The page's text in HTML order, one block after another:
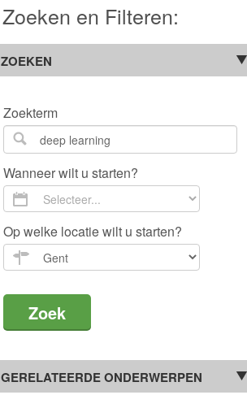
Zoeken en Filteren:
ZOEKEN
Zoekterm
Wanneer wilt u starten?
Op welke locatie wilt u starten?
GERELATEERDE ONDERWERPEN